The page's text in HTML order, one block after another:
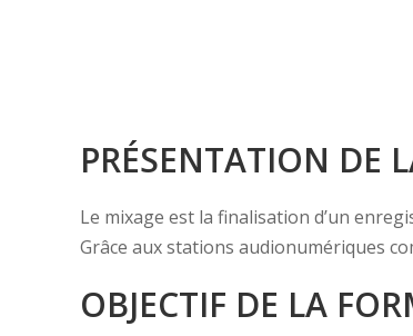
PRÉSENTATION DE
Le mixage est la finalisation d’un
Grâce aux stations audionumériques
OBJECTIF DE LA